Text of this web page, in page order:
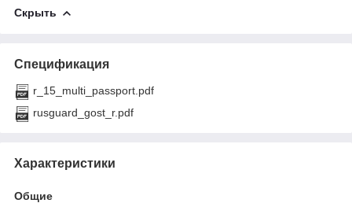
Скрыть
Спецификация
r_15_multi_passport.pdf
rusguard_gost_r.pdf
Характеристики
Общие